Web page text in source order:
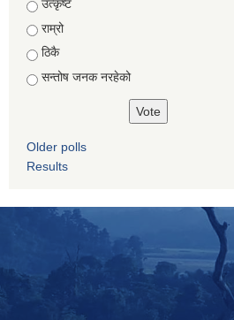
Choices
उत्कृष्ट
राम्रो
ठिकै
सन्तोष जनक नरहेको
Older polls
Results